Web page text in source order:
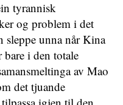
tyrannisk
og problem i det
unna når Kina
bare i den totale
av Mao
det tjuande